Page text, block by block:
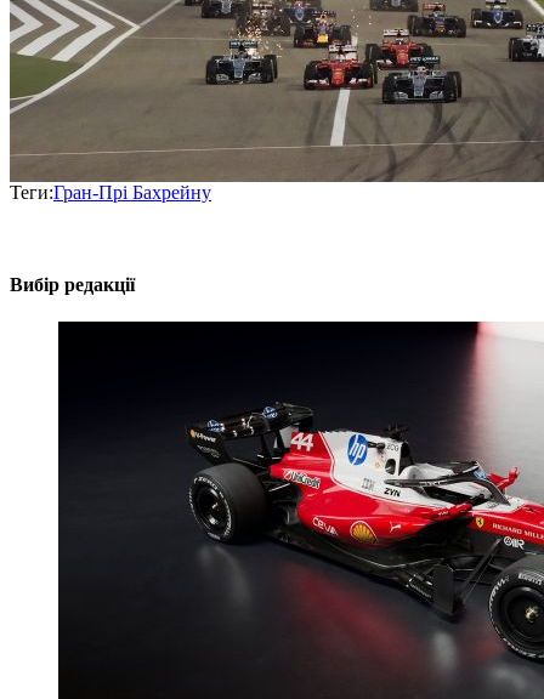
Теги:Гран-Прі Бахрейну
Вибір редакції